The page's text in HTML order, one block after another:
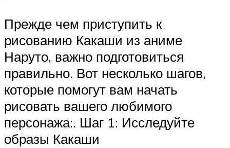
Прежде чем приступить к
рисованию Какаши из аниме
Наруто, важно подготовиться
правильно. Вот несколько шагов,
которые помогут вам начать
рисовать вашего любимого
персонажа:. Шаг 1: Исследуйте
образы Какаши